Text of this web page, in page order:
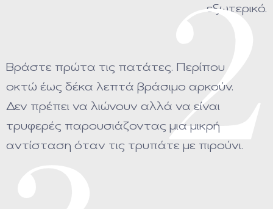
εξωτερικό.
2
Βράστε πρώτα τις πατάτες. Περίπου
οκτώ έως δέκα λεπτά βράσιμο αρκούν.
Δεν πρέπει να λιώνουν αλλά να είναι
τρυφερές παρουσιάζοντας μια μικρή
αντίσταση όταν τις τρυπάτε με πιρούνι.